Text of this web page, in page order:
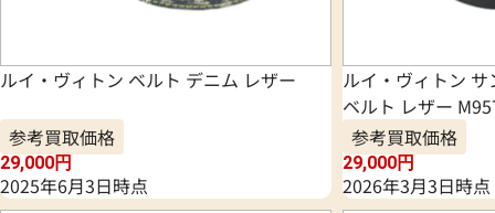
ルイ・ヴィトン ベルト デニム レザー
参考買取価格
29,000円
2025年6月3日時点
ルイ・ヴィトン
ベルト レザー
参考買取価格
29,000円
2026年3月3日時点